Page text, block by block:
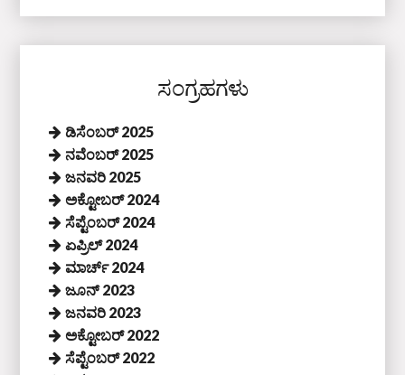
ಸಂಗ್ರಹಗಳು
ಡಿಸೆಂಬರ್ 2025
ನವೆಂಬರ್ 2025
ಜನವರಿ 2025
ಅಕ್ಟೋಬರ್ 2024
ಸೆಪ್ಟೆಂಬರ್ 2024
ಏಪ್ರಿಲ್ 2024
ಮಾರ್ಚ್ 2024
ಜೂನ್ 2023
ಜನವರಿ 2023
ಅಕ್ಟೋಬರ್ 2022
ಸೆಪ್ಟೆಂಬರ್ 2022